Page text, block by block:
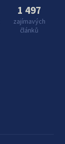
1 497
zajímavých
článků